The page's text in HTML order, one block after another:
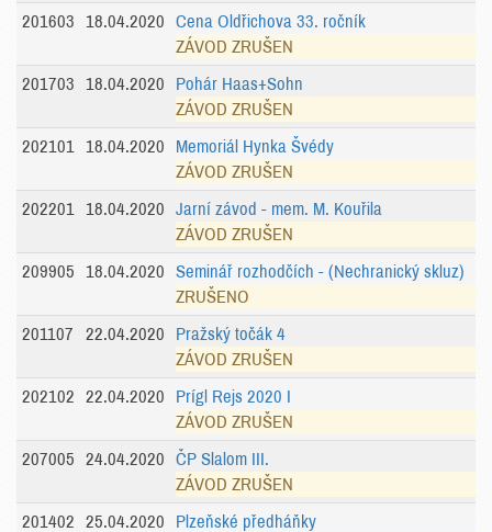
201603
18.04.2020
Cena Oldřichova 33. ročník
ZÁVOD ZRUŠEN
201703
18.04.2020
Pohár Haas+Sohn
ZÁVOD ZRUŠEN
202101
18.04.2020
Memoriál Hynka Švédy
ZÁVOD ZRUŠEN
202201
18.04.2020
Jarní závod - mem. M. Kouřila
ZÁVOD ZRUŠEN
209905
18.04.2020
Seminář rozhodčích - (Nechranický skluz)
ZRUŠENO
201107
22.04.2020
Pražský točák 4
ZÁVOD ZRUŠEN
202102
22.04.2020
Prígl Rejs 2020 I
ZÁVOD ZRUŠEN
207005
24.04.2020
ČP Slalom III.
ZÁVOD ZRUŠEN
201402
25.04.2020
Plzeňské předháňky